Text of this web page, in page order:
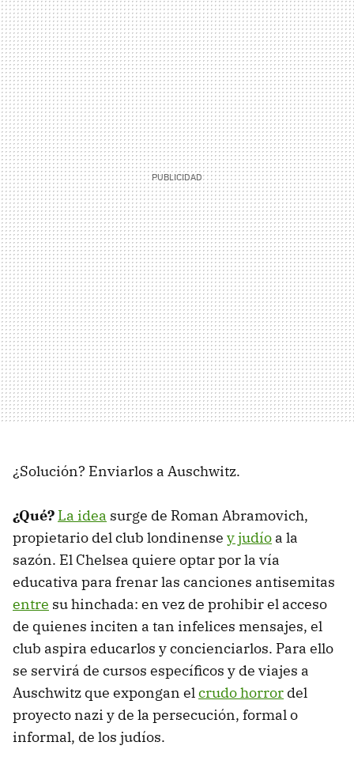
¿Solución? Enviarlos a Auschwitz.
¿Qué? La idea surge de Roman Abramovich,
propietario del club londinense y judío a la
sazón. El Chelsea quiere optar por la vía
educativa para frenar las canciones antisemitas
entre su hinchada: en vez de prohibir el acceso
de quienes inciten a tan infelices mensajes, el
club aspira educarlos y concienciarlos. Para ello
se servirá de cursos específicos y de viajes a
Auschwitz que expongan elcrudo horror del
proyecto nazi y de la persecución, formal o
informal, de los judíos.